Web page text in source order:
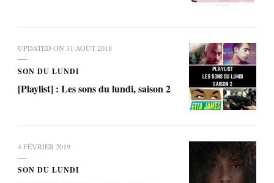
UPDATED ON 31 AOÛT 2018
SON DU LUNDI
[Playlist] : Les sons du lundi, saison 2
4 FÉVRIER 2019
SON DU LUNDI